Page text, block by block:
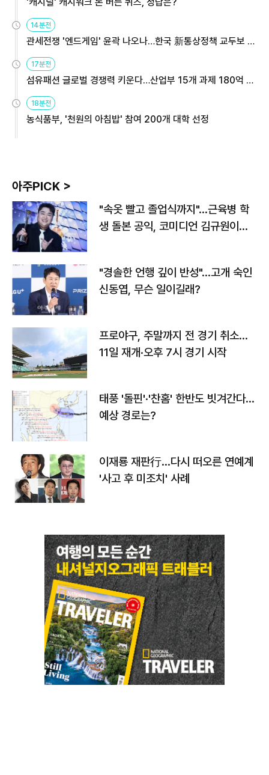
14분전
관세전쟁 '엔드게임' 윤곽 나오나…한국 新통상정책 교두보 활
17분전
섬유패션 글로벌 경쟁력 키운다…산업부 15개 과제 180억 지
18분전
농식품부, '천원의 아침밥' 참여 200개 대학 선정
아주PICK >
"속옷 빨고 졸업식까지"…근육병 학
생 돌본 공익, 코미디언 김규원이었
"경솔한 언행 깊이 반성"…고개 숙인
신동엽, 무슨 일이길래?
프로야구, 주말까지 전 경기 취소…
11일 재개·오후 7시 경기 시작
태풍 '돌핀'·'찬홈' 한반도 빗겨간다…
예상 경로는?
이재룡 재판行…다시 떠오른 연예계
'사고 후 미조치' 사례